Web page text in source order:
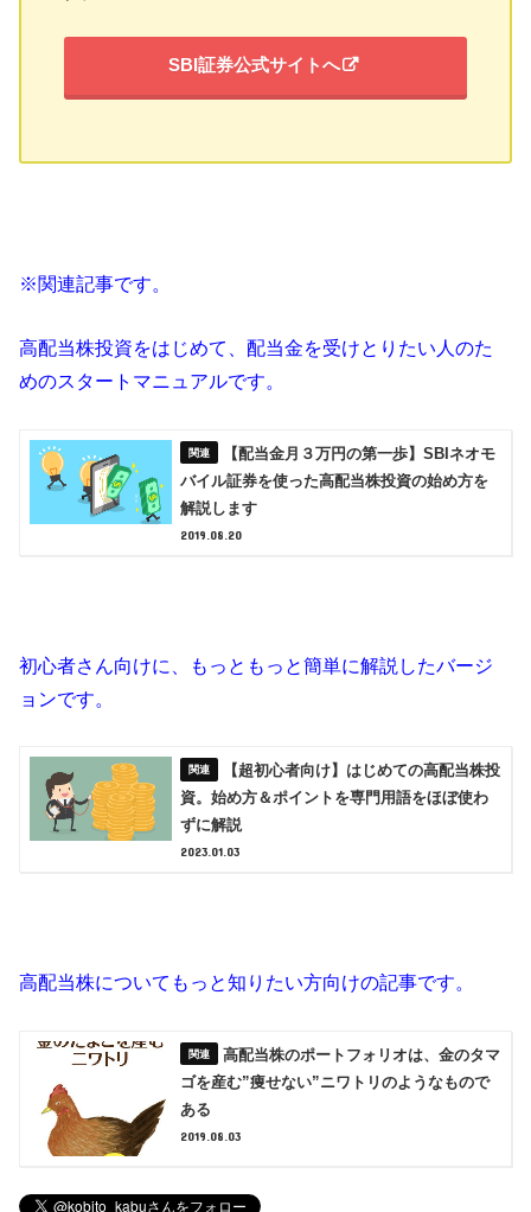
SBI証券公式サイトへ
※関連記事です。
高配当株投資をはじめて、配当金を受けとりたい人のた
めのスタートマニュアルです。
【配当金月３万円の第一歩】SBIネオモ
バイル証券を使った高配当株投資の始め方を
解説します
2019.08.20
初心者さん向けに、もっともっと簡単に解説したバージ
ョンです。
【超初心者向け】はじめての高配当株投
資。始め方＆ポイントを専門用語をほぼ使わ
ずに解説
2023.01.03
高配当株についてもっと知りたい方向けの記事です。
高配当株のポートフォリオは、金のタマ
ゴを産む”痩せない”ニワトリのようなもので
ある
2019.08.03